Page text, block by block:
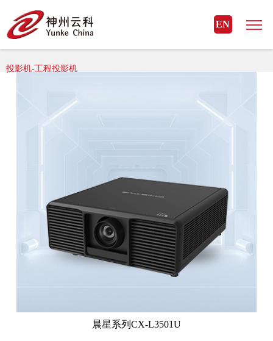
星空官方网页版_星空（中国）
EN
星空官方网页版_星空（中国）> 星空官方网页版_星空（中国） 外设>
投影机-工程投影机
晨星系列CX-L3501U